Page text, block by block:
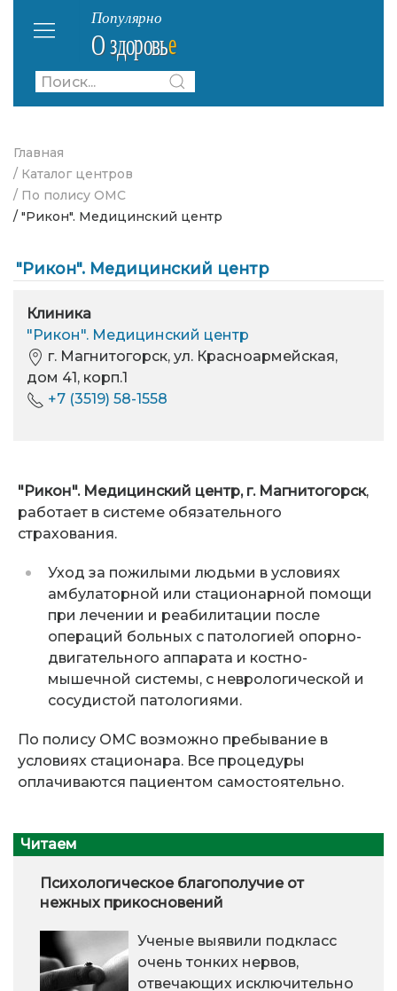
Главная
/ Каталог центров
/ По полису ОМС
/ "Рикон". Медицинский центр
"Рикон". Медицинский центр
Клиника
"Рикон". Медицинский центр
г. Магнитогорск, ул. Красноармейская,
дом 41, корп.1
+7 (3519) 58-1558
"Рикон". Медицинский центр, г. Магнитогорск,
работает в системе обязательного
страхования.
Уход за пожилыми людьми в условиях
амбулаторной или стационарной помощи
при лечении и реабилитации после
операций больных с патологией опорно-
двигательного аппарата и костно-
мышечной системы, с неврологической и
сосудистой патологиями.
По полису ОМС возможно пребывание в
условиях стационара. Все процедуры
оплачиваются пациентом самостоятельно.
Читаем
Психологическое благополучие от
нежных прикосновений
Ученые выявили подкласс
очень тонких нервов,
отвечающих исключительно